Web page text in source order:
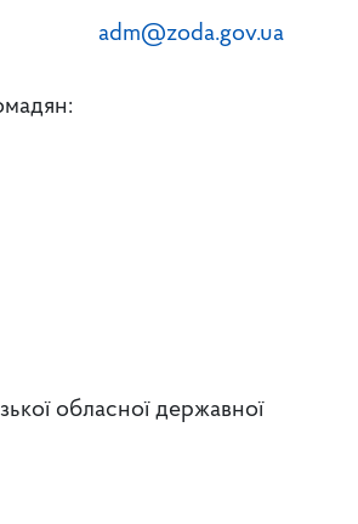
adm@zoda.gov.ua
обласної державної